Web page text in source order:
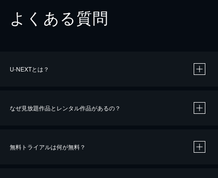
よくある質問
U-NEXTとは？
なぜ見放題作品とレンタル作品があるの？
無料トライアルは何が無料？